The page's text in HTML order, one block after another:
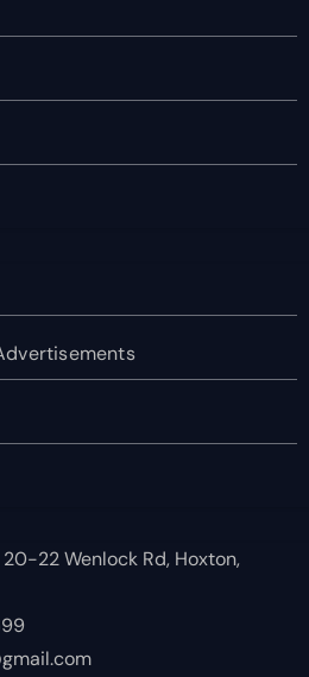
22 Wenlock Rd, Hoxton,